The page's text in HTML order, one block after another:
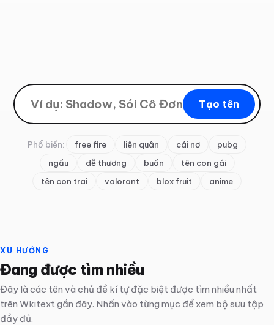
Tạo tên
Phổ biến: free fire liên quân cái nơ
pubg
ngầu
dễ thương buồn
tên con gái
tên con trai
valorant blox fruit anime
XU HƯỚNG
Đang được tìm nhiều
Đây là các tên và chủ đề kí tự đặc biệt được tìm nhiều nhất
trên Wkitext gần đây. Nhấn vào từng mục để xem bộ sưu tập
đầy đủ.